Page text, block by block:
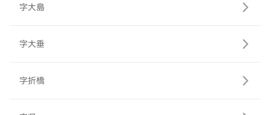
字大島
字大垂
字折橋